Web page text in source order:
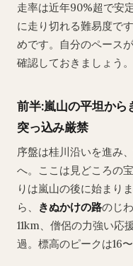
走率は近年90%超で安
に走り切れる難易度で
めです。自分のペース
確認しておきましょう。
前半:嵐山の平坦から
突っ込み厳禁
序盤は桂川沿いを進み
へ。ここは見どころの
りは嵐山の後に始まり
ら、
きぬかけの路のじ
11km、僧侶の力強い応
過。標高のピークは16〜